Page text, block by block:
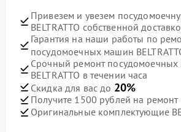
Привезем и увезем
BELTRATTO собственной
Гарантия на наши работы по
посудомоечных машин
Срочный ремонт
BELTRATTO в течении часа
Скидка для вас до 20%
Получите 1500 рублей на ремонт
Оригинальные комплектующие